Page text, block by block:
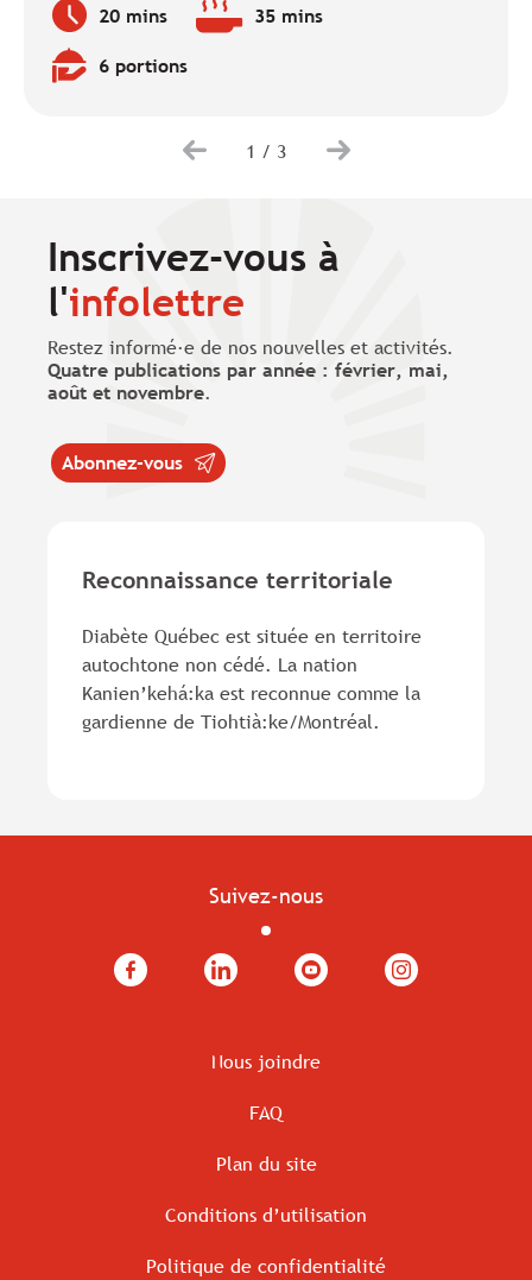
Temps
de
préparation
:
20 mins
Temps 35 mins
Quantité6 portions
1 / 3
Inscrivez-vous à
l'infolettre
Restez informé·e de nos nouvelles et activités.
Quatre publications par année : février, mai,
août et novembre.
Abonnez-vous
Reconnaissance territoriale
Diabète Québec est située en territoire
autochtone non cédé. La nation
Kanien’kehá:ka est reconnue comme la
gardienne de Tiohtià:ke/Montréal.
Suivez-nous
Facebook LinkedIn YouTube Instagram
Nous joindre
FAQ
Plan du site
Conditions d’utilisation
Politique de confidentialité